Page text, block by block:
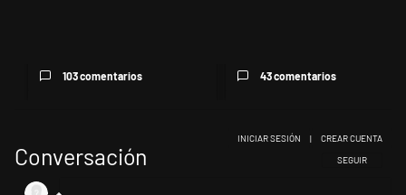
103 comentarios 43 comentarios
Conversación SIGA ESTA
SEGUIR
INICIAR SESIÓN | CREAR CUENTA